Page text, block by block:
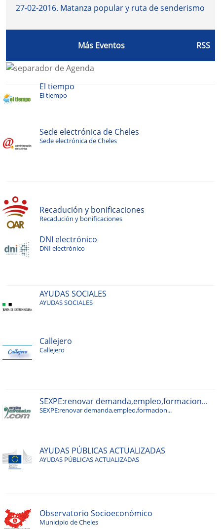
27-02-2016. Matanza popular y ruta de senderismo
Más Eventos RSS
El tiempo
El tiempo
Sede electrónica de Cheles
Sede electrónica de Cheles
Recadución y bonificaciones
Recadución y bonificaciones
DNI electrónico
DNI electrónico
AYUDAS SOCIALES
AYUDAS SOCIALES
Callejero
Callejero
SEXPE:renovar demanda,empleo,formacion...
SEXPE:renovar demanda,empleo,formacion...
AYUDAS PÚBLICAS ACTUALIZADAS
AYUDAS PÚBLICAS ACTUALIZADAS
Observatorio Socioeconómico
Municipio de Cheles